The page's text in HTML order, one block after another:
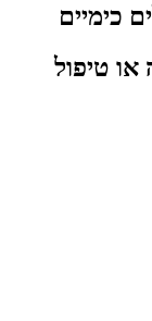
כימיים
או טיפול